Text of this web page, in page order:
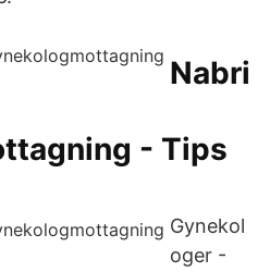
Nabri
- Tips
Gynekol
oger -